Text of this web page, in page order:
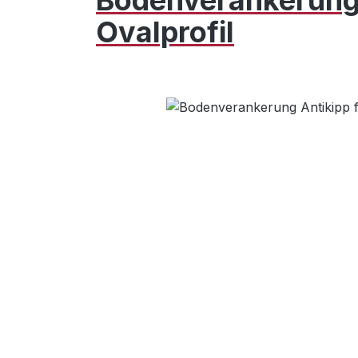
Ovalprofil
Bildergalerie überspringen